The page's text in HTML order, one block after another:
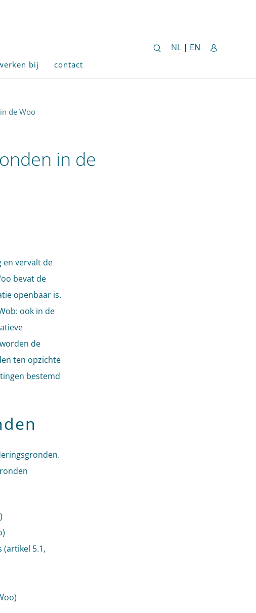
NL NEDERLANDSE
| EN ENGLISH
bij contact
de Woo
in de
en vervalt de
bevat de
openbaar is.
ook in de
de
ten opzichte
bestemd
(artikel 5.1,